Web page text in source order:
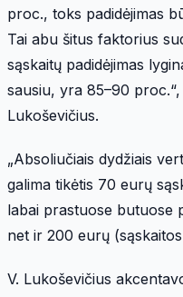
proc., toks padidėjimas
Tai abu šitus faktorius
sąskaitų padidėjimas
sausiu, yra 85–90
Lukoševičius.
„Absoliučiais dydžiais
galima tikėtis 70 eurų
labai prastuose butuose
net ir 200 eurų
V. Lukoševičius